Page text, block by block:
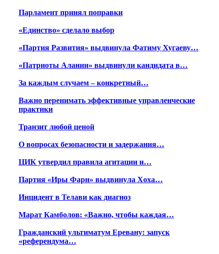
Парламент принял поправки
«Единство» сделало выбор
«Партия Развития» выдвинула Фатиму Хугаеву…
«Патриоты Алании» выдвинули кандидата в…
За каждым случаем – конкретный…
Важно перенимать эффективные управленческие
практики
Транзит любой ценой
О вопросах безопасности и задержания…
ЦИК утвердил правила агитации и…
Партия «Иры Фарн» выдвинула Хоха…
Инцидент в Телави как диагноз
Марат Камболов: «Важно, чтобы каждая…
Гражданский ультиматум Еревану: запуск
«референдума…